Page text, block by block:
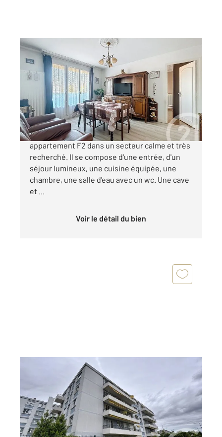
DEUIL LA BARRE 95
42,40 m2, 2 pièces
Ref : 11921
Appartement F2 à vendre
165 000 €
CENTURY21 LE DOMAINE, vous présente un
appartement F2 dans un secteur calme et très
recherché. Il se compose d'une entrée, d'un
séjour lumineux, une cuisine équipée, une
chambre, une salle d'eau avec un wc. Une cave
et ...
Voir le détail du bien
DEUIL LA BARRE 95
, 3 pièces
Ref : 12158
Appartement F3 à vendre
240 000 €